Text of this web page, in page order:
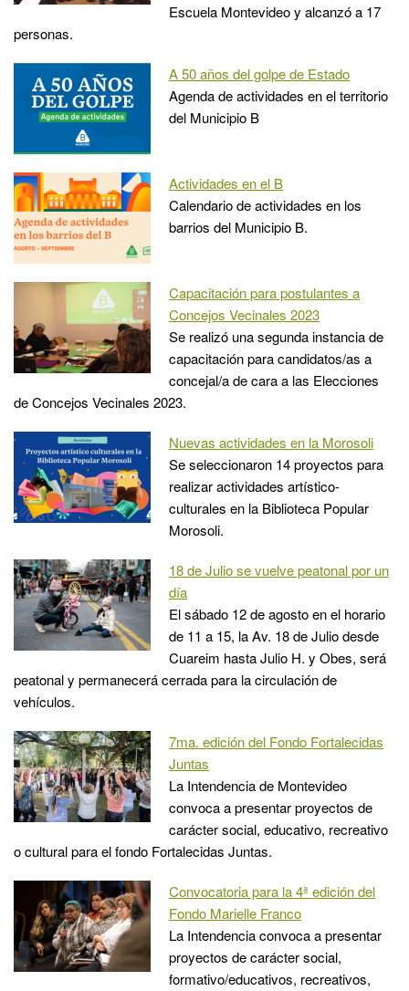
Escuela Montevideo y alcanzó a 17
personas.
A 50 años del golpe de Estado
Agenda de actividades en el territorio
del Municipio B
Actividades en el B
Calendario de actividades en los
barrios del Municipio B.
Capacitación para postulantes a
Concejos Vecinales 2023
Se realizó una segunda instancia de
capacitación para candidatos/as a
concejal/a de cara a las Elecciones
de Concejos Vecinales 2023.
Nuevas actividades en la Morosoli
Se seleccionaron 14 proyectos para
realizar actividades artístico-
culturales en la Biblioteca Popular
Morosoli.
18 de Julio se vuelve peatonal por un
día
El sábado 12 de agosto en el horario
de 11 a 15, la Av. 18 de Julio desde
Cuareim hasta Julio H. y Obes, será
peatonal y permanecerá cerrada para la circulación de
vehículos.
7ma. edición del Fondo Fortalecidas
Juntas
La Intendencia de Montevideo
convoca a presentar proyectos de
carácter social, educativo, recreativo
o cultural para el fondo Fortalecidas Juntas.
Convocatoria para la 4ª edición del
Fondo Marielle Franco
La Intendencia convoca a presentar
proyectos de carácter social,
formativo/educativos, recreativos,